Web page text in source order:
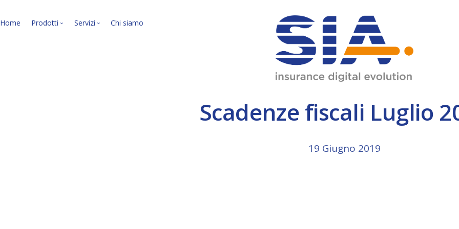
Home Prodotti
Le nostre soluzioni software.
JMIL
INM
Omnia 8
Omnia Broker
Servizi
Data Center
Diagnostic Center
Chi siamo
Scadenze fiscali Luglio
19 Giugno 2019